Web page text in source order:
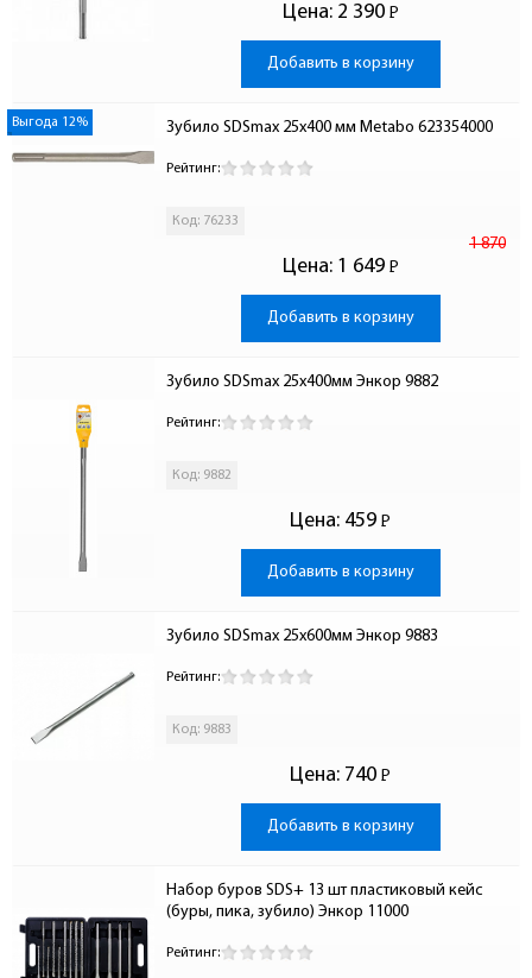
Цена: 2 390 Р
-
Добавить в корзину
Выгода 12% Зубило SDSmax 25х400 мм Metabo 623354000
Рейтинг:
Код: 76233
Цена:
1 870
1 649 Р
-
Добавить в корзину
Зубило SDSmax 25х400мм Энкор 9882
Рейтинг:
Код: 9882
Цена: 459 Р
-
Добавить в корзину
Зубило SDSmax 25х600мм Энкор 9883
Рейтинг:
Код: 9883
Цена: 740 Р
-
Добавить в корзину
Набор буров SDS+ 13 шт пластиковый кейс
(буры, пика, зубило) Энкор 11000
Рейтинг: